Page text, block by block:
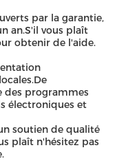
par la garantie,
an.S'il vous plaît
obtenir de l'aide.
des programmes
électroniques et
soutien de qualité
plaît n'hésitez pas